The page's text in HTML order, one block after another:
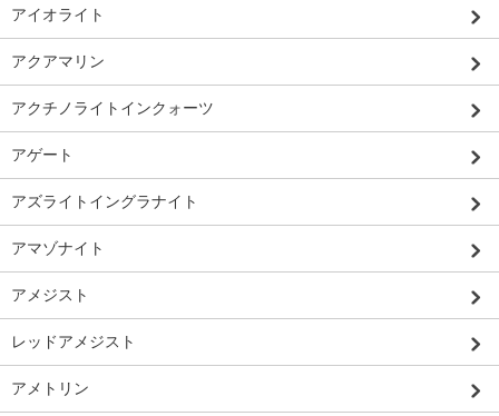
アイオライト
アクアマリン
アクチノライトインクォーツ
アゲート
アズライトイングラナイト
アマゾナイト
アメジスト
レッドアメジスト
アメトリン